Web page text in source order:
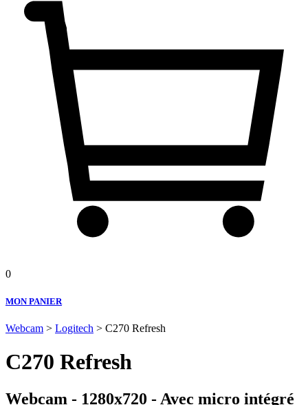
0
MON PANIER
Webcam > Logitech > C270 Refresh
C270 Refresh
Webcam - 1280x720 - Avec micro intégré